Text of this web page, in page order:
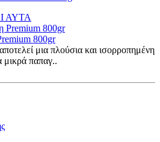
ΑΥΤΑ
800gr
μια πλούσια και ισορροπημένη
μικρά παπαγ..